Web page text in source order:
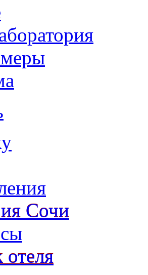
Сочи